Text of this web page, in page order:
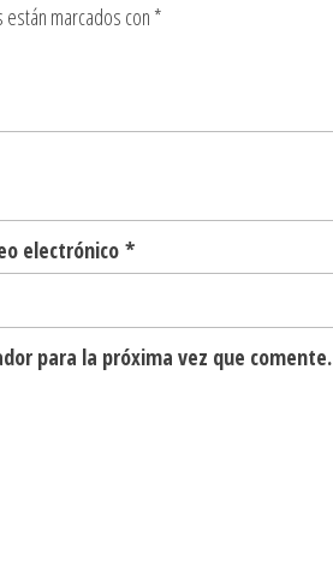
marcados con *
electrónico *
para la próxima vez que comente.